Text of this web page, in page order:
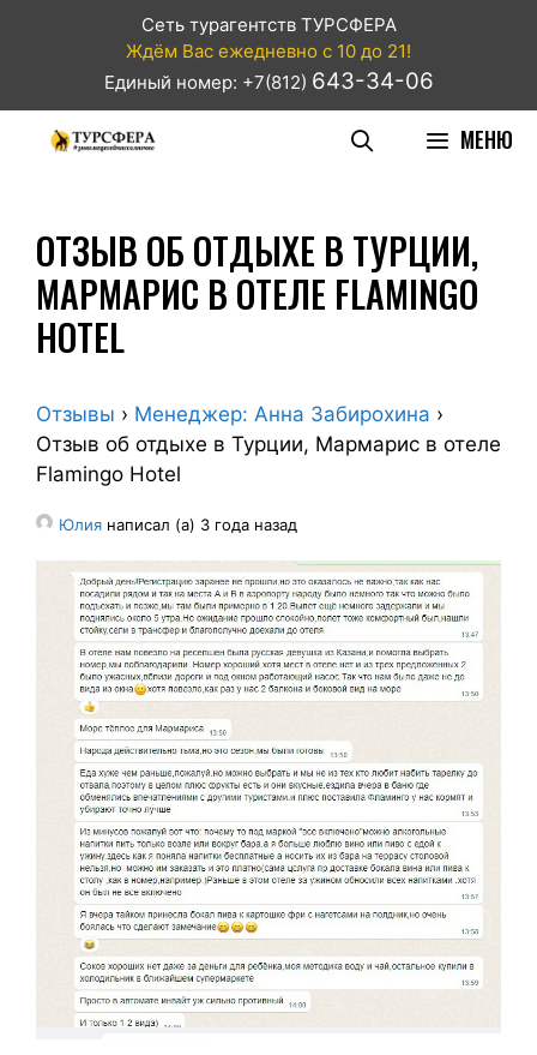
Сеть турагентств ТУРСФЕРА
Ждём Вас ежедневно с 10 до 21!
Единый номер: +7(812) 643-34-06
МЕНЮ
ОТЗЫВ ОБ ОТДЫХЕ В ТУРЦИИ,
МАРМАРИС В ОТЕЛЕ FLAMINGO
HOTEL
Отзывы › Менеджер: Анна Забирохина ›
Отзыв об отдыхе в Турции, Мармарис в отеле
Flamingo Hotel
Юлия написал (а) 3 года назад